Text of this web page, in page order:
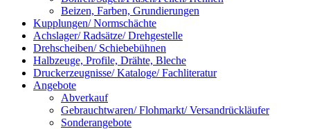
Beizen, Farben, Grundierungen
Kupplungen/ Normschächte
Achslager/ Radsätze/ Drehgestelle
Drehscheiben/ Schiebebühnen
Halbzeuge, Profile, Drähte, Bleche
Druckerzeugnisse/ Kataloge/ Fachliteratur
Angebote
Abverkauf
Gebrauchtwaren/ Flohmarkt/ Versandrückläufer
Sonderangebote